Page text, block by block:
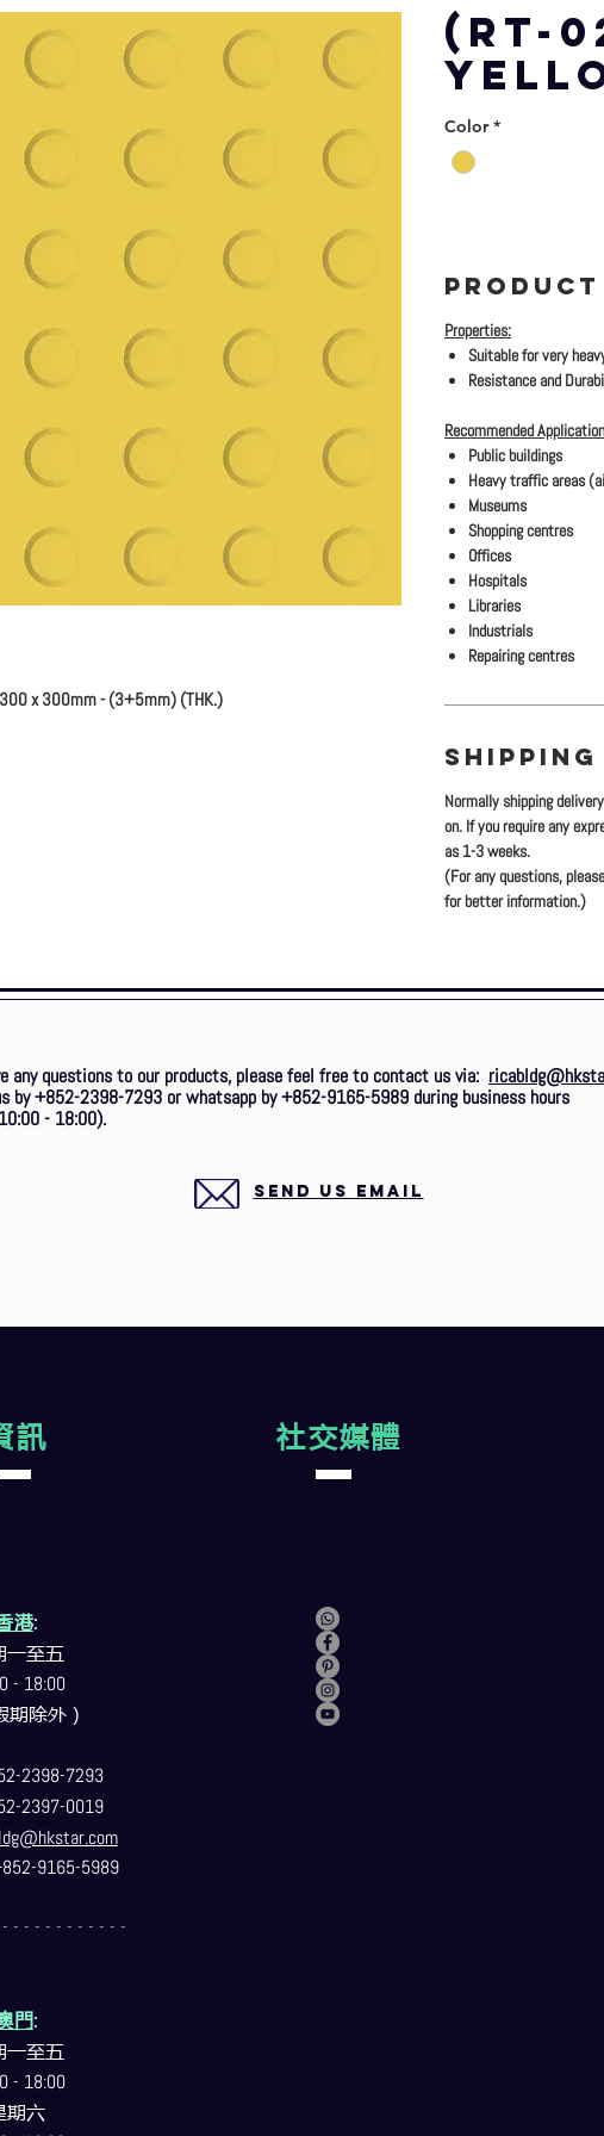
x 300mm - (3+5mm) (THK.)
(RT-
Color *
Properties:
Suitable for very
Resistance and
Recommended
Public buildings
Heavy traffic areas
Museums
Shopping centres
Offices
Hospitals
Libraries
Industrials
Repairing centres
SHIPPING
Normally shipping
on. If you require any
as 1-3 weeks.
(For any questions,
for better information.)
any questions to our products, please feel free to contact us via:
by +852-2398-7293 or whatsapp by +852-9165-5989 during business hours
- 18:00).
SEND US EMAIL
訊
港:
一至五
- 18:00
期除外）
2398-7293
2397-0019
9165-5989
- - - - - - - - - - -
門:
一至五
- 18:00
期六
社交媒體